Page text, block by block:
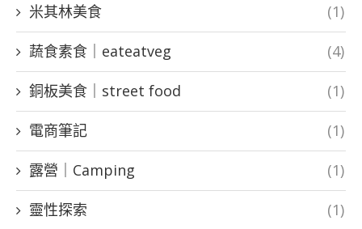
米其林美食 (1)
蔬食素食｜eateatveg (4)
銅板美食｜street food (1)
電商筆記 (1)
露營｜Camping (1)
靈性探索 (1)